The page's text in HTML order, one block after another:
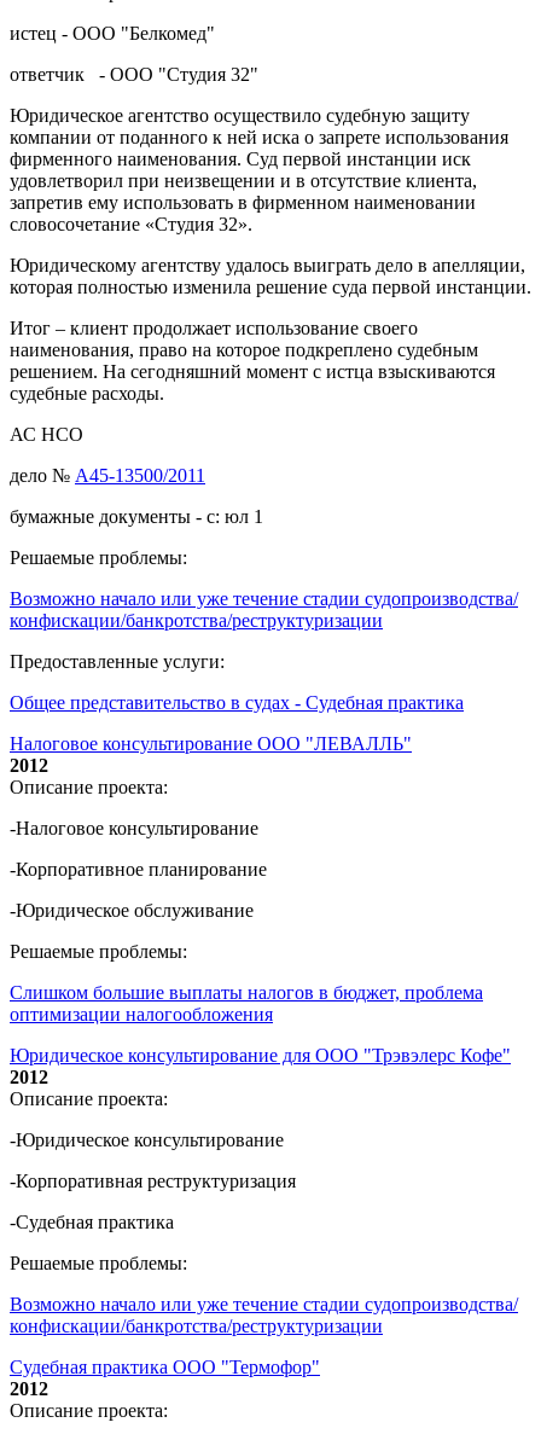
истец - ООО "Белкомед"
ответчик - ООО "Студия 32"
Юридическое агентство осуществило судебную защиту
компании от поданного к ней иска о запрете использования
фирменного наименования. Суд первой инстанции иск
удовлетворил при неизвещении и в отсутствие клиента,
запретив ему использовать в фирменном наименовании
словосочетание «Студия 32».
Юридическому агентству удалось выиграть дело в апелляции,
которая полностью изменила решение суда первой инстанции.
Итог – клиент продолжает использование своего
наименования, право на которое подкреплено судебным
решением. На сегодняшний момент с истца взыскиваются
судебные расходы.
АС НСО
дело № А45-13500/2011
бумажные документы - с: юл 1
Решаемые проблемы:
Возможно начало или уже течение стадии судопроизводства/
конфискации/банкротства/реструктуризации
Предоставленные услуги:
Общее представительство в судах - Судебная практика
Налоговое консультирование ООО "ЛЕВАЛЛЬ"
2012
Описание проекта:
-Налоговое консультирование
-Корпоративное планирование
-Юридическое обслуживание
Решаемые проблемы:
Слишком большие выплаты налогов в бюджет, проблема
оптимизации налогообложения
Юридическое консультирование для ООО "Трэвэлерс Кофе"
2012
Описание проекта:
-Юридическое консультирование
-Корпоративная реструктуризация
-Судебная практика
Решаемые проблемы:
Возможно начало или уже течение стадии судопроизводства/
конфискации/банкротства/реструктуризации
Судебная практика ООО "Термофор"
2012
Описание проекта: